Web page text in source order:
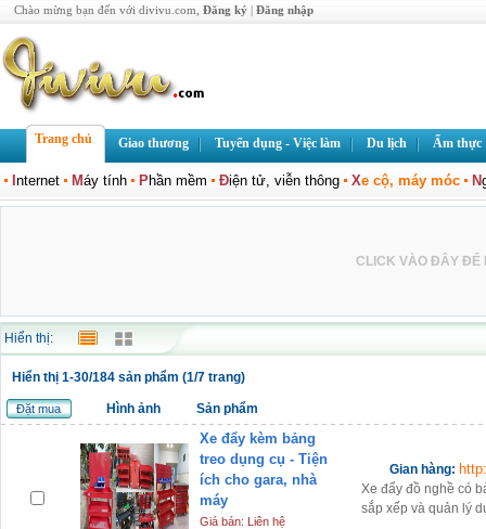
Chào mừng bạn đến với divivu.com, Đăng ký | Đăng nhập
Trang chủ Giao thương Tuyển dụng - Việc làm Du lịch Ẩm thực
nternet Máy tính Phần mềm Điện tử, viễn thông Xe cộ, máy móc N
CLICK VÀO ĐÂY ĐỂ
Hiển thị:
Hiển thị 1-30/184 sản phẩm (1/7 trang)
Đặt mua Hình ảnh Sản phẩm
Xe đẩy kèm bảng
treo dụng cụ - Tiện
ích cho gara, nhà
máy
Giá bán: Liên hệ
Gian hàng:
Xe đẩy đồ nghề có
sắp xếp và quản lý